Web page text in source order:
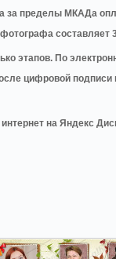
за пределы МКАДа
составляет
этапов. По
цифровой
на Яндекс